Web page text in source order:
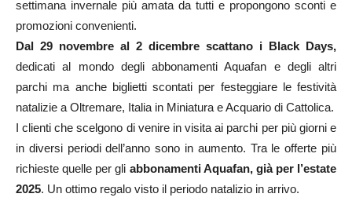
settimana invernale più amata da tutti e propongono sconti e
promozioni convenienti.
Dal 29 novembre al 2 dicembre scattano i Black Days,
dedicati al mondo degli abbonamenti Aquafan e degli altri
parchi ma anche biglietti scontati per festeggiare le festività
natalizie a Oltremare, Italia in Miniatura e Acquario di Cattolica.
I clienti che scelgono di venire in visita ai parchi per più giorni e
in diversi periodi dell’anno sono in aumento. Tra le offerte più
richieste quelle per gli abbonamenti Aquafan, già per l’estate
2025. Un ottimo regalo visto il periodo natalizio in arrivo.